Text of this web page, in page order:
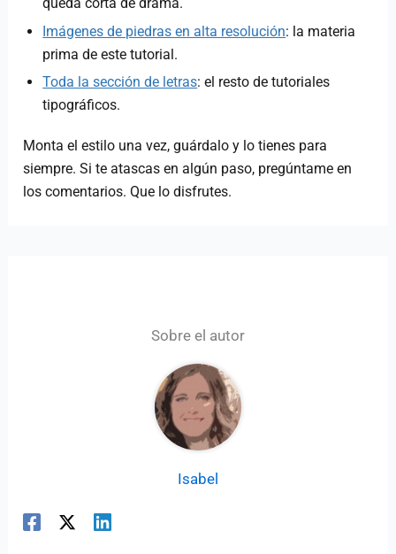
Imágenes de piedras en alta resolución: la materia
prima de este tutorial.
Toda la sección de letras: el resto de tutoriales
tipográficos.
Monta el estilo una vez, guárdalo y lo tienes para
siempre. Si te atascas en algún paso, pregúntame en
los comentarios. Que lo disfrutes.
Sobre el autor
Isabel